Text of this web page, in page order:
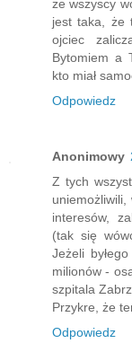
że wszyscy
jest taka, że
ojciec
Bytomiem a
kto miał
Odpowiedz
Anonimowy
Z tych
interesów,
(tak się
Jeżeli
milionów -
szpitala
Przykre, że
Odpowiedz